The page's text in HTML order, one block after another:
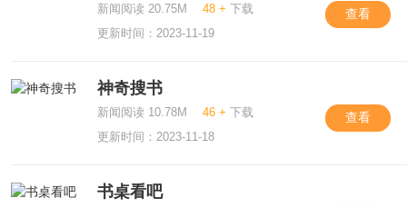
新闻阅读 20.75M 48 + 下载
更新时间：2023-11-19
查看
神奇搜书
新闻阅读 10.78M 46 + 下载
更新时间：2023-11-18
查看
书桌看吧